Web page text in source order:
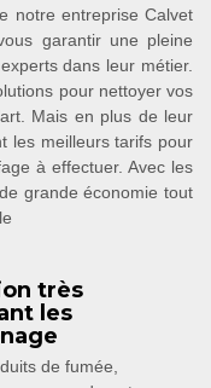
notre entreprise Calvet
garantir une pleine
dans leur métier.
pour nettoyer vos
Mais en plus de leur
les meilleurs tarifs pour
à effectuer. Avec les
grande économie tout
très
les
de fumée,